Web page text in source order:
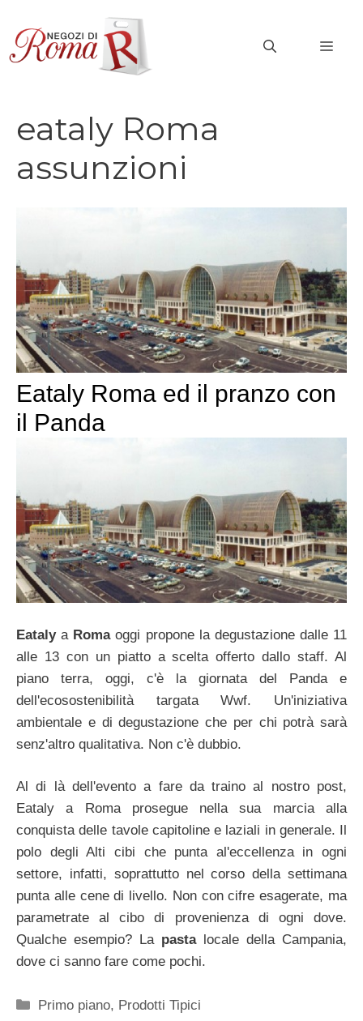
contenuto
eataly Roma
assunzioni
Eataly Roma ed il pranzo con
il Panda
Eatalya Romaoggi propone la degustazione dalle 11
alle 13 con un piatto a scelta offerto dallo staff. Al
piano terra, oggi, c'è la giornata del Panda e
dell'ecosostenibilità targata Wwf. Un'iniziativa
ambientale e di degustazione che per chi potrà sarà
senz'altro qualitativa. Non c'è dubbio.
Al di là dell'evento a fare da traino al nostro post,
Eataly a Roma prosegue nella sua marcia alla
conquista delle tavole capitoline e laziali in generale. Il
polo degli Alti cibi che punta al'eccellenza in ogni
settore, infatti, soprattutto nel corso della settimana
punta alle cene di livello. Non con cifre esagerate, ma
parametrate al cibo di provenienza di ogni dove.
Qualche esempio? La pastalocale della Campania,
dove ci sanno fare come pochi.
Categorie
Primo piano, Prodotti Tipici